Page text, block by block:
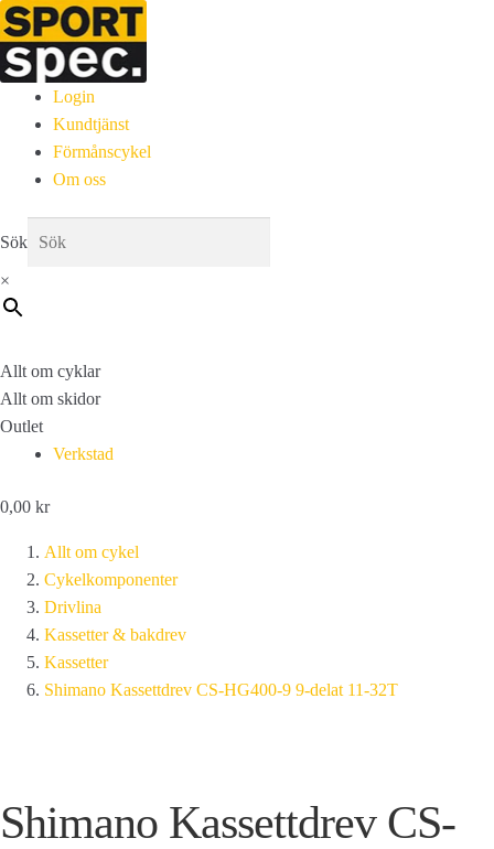
Login
Kundtjänst
Förmånscykel
Om oss
Sök
×
Allt om cyklar
Allt om skidor
Outlet
Verkstad
0,00 kr
Allt om cykel
Cykelkomponenter
Drivlina
Kassetter & bakdrev
Kassetter
Shimano Kassettdrev CS-HG400-9 9-delat 11-32T
Shimano Kassettdrev CS-